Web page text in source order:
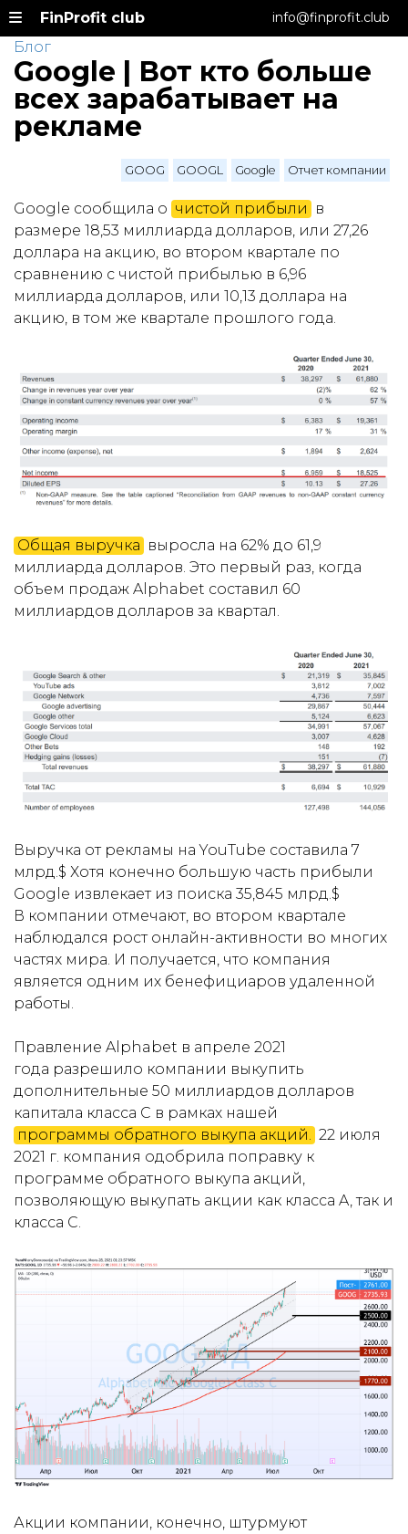
FinProfit club info@finprofit.club
Блог
Google | Вот кто больше
всех зарабатывает на
рекламе
GOOG GOOGL Google Отчет компании
Google сообщила о чистой прибыли
в
размере 18,53 миллиарда долларов, или 27,26
доллара на акцию, во втором квартале по
сравнению с чистой прибылью в 6,96
миллиарда долларов, или 10,13 доллара на
акцию, в том же квартале прошлого года.
Общая выручка выросла на 62% до 61,9
миллиарда долларов. Это первый раз, когда
объем продаж Alphabet составил 60
миллиардов долларов за квартал.
Выручка от рекламы на YouTube составила 7
млрд.$ Хотя конечно большую часть прибыли
Google извлекает из поиска 35,845 млрд.$
В компании отмечают, во втором квартале
наблюдался рост онлайн-активности во многих
частях мира. И получается, что компания
является одним их бенефициаров удаленной
работы.
Правление Alphabet в апреле 2021
года разрешило компании выкупить
дополнительные 50 миллиардов долларов
капитала класса C в рамках нашей
программы обратного выкупа акций. 22 июля
2021 г. компания одобрила поправку к
программе обратного выкупа акций,
позволяющую выкупать акции как класса A, так и
класса C.
Акции компании, конечно, штурмуют